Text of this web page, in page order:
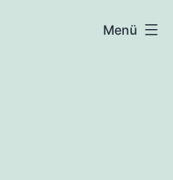
Menü